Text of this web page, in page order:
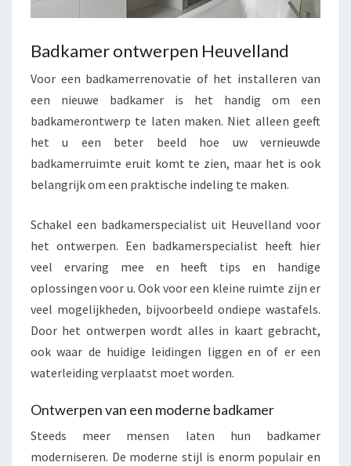
Badkamer ontwerpen Heuvelland
Voor een badkamerrenovatie of het installeren van
een nieuwe badkamer is het handig om een
badkamerontwerp te laten maken. Niet alleen geeft
het u een beter beeld hoe uw vernieuwde
badkamerruimte eruit komt te zien, maar het is ook
belangrijk om een praktische indeling te maken.
Schakel een badkamerspecialist uit Heuvelland voor
het ontwerpen. Een badkamerspecialist heeft hier
veel ervaring mee en heeft tips en handige
oplossingen voor u. Ook voor een kleine ruimte zijn er
veel mogelijkheden, bijvoorbeeld ondiepe wastafels.
Door het ontwerpen wordt alles in kaart gebracht,
ook waar de huidige leidingen liggen en of er een
waterleiding verplaatst moet worden.
Ontwerpen van een moderne badkamer
Steeds meer mensen laten hun badkamer
moderniseren. De moderne stijl is enorm populair en